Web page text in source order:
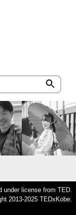
under license from TED.
2013-2025 TEDxKobe.